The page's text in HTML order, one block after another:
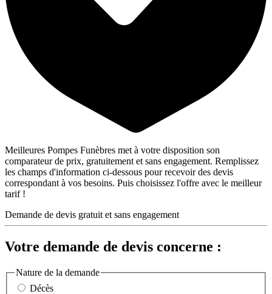
Meilleures Pompes Funèbres met à votre disposition son
comparateur de prix, gratuitement et sans engagement. Remplissez
les champs d'information ci-dessous pour recevoir des devis
correspondant à vos besoins. Puis choisissez l'offre avec le meilleur
tarif !
Demande de devis gratuit et sans engagement
Votre demande de devis concerne :
Nature de la demande
Décès